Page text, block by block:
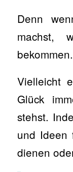
Denn
machst,
bekommen.
Vielleicht
Glück
stehst.
und Ideen
dienen